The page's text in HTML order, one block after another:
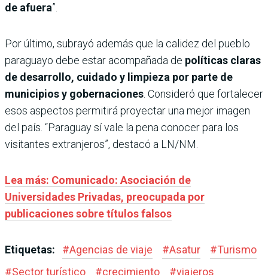
de afuera”.
Por último, subrayó además que la calidez del pueblo
paraguayo debe estar acompañada de políticas claras
de desarrollo, cuidado y limpieza por parte de
municipios y gobernaciones . Consideró que fortalecer
esos aspectos permitirá proyectar una mejor imagen
del país. “Paraguay sí vale la pena conocer para los
visitantes extranjeros”, destacó a LN/NM.
Lea más: Comunicado: Asociación de
Universidades Privadas, preocupada por
publicaciones sobre títulos falsos
Etiquetas: #Agencias de viaje #Asatur #Turismo
#Sector turístico #crecimiento #viajeros